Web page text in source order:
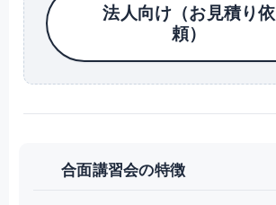
法人向け（お見積り依
頼）
合面講習会の特徴